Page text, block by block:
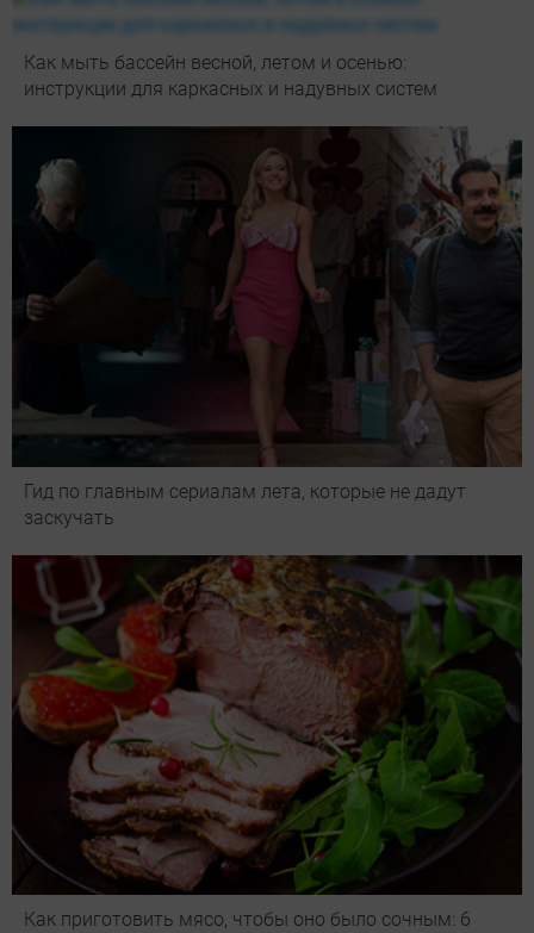
Как мыть бассейн весной, летом и осенью:
инструкции для каркасных и надувных систем
Гид по главным сериалам лета, которые не дадут
заскучать
Как приготовить мясо, чтобы оно было сочным: 6